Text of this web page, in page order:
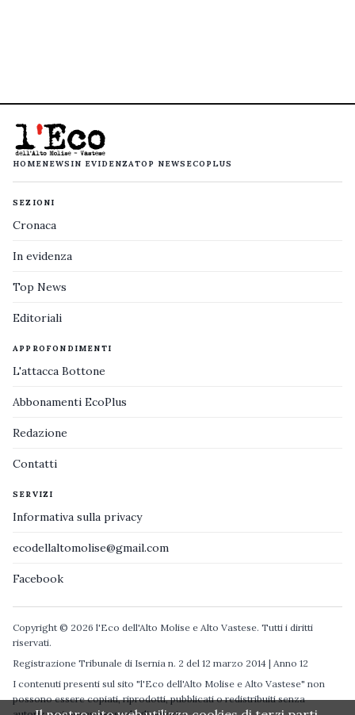
HOMENEWS IN EVIDENZATOP NEWS ECOPLUS
SEZIONI
Cronaca
In evidenza
Top News
Editoriali
APPROFONDIMENTI
L'attacca Bottone
Abbonamenti EcoPlus
Redazione
Contatti
SERVIZI
Informativa sulla privacy
ecodellaltomolise@gmail.com
Facebook
Copyright © 2026 l'Eco dell'Alto Molise e Alto Vastese. Tutti i diritti
riservati.
Registrazione Tribunale di Isernia n. 2 del 12 marzo 2014 | Anno 12
I contenuti presenti sul sito "l'Eco dell'Alto Molise e Alto Vastese" non
possono essere copiati, riprodotti, pubblicati o redistribuiti senza